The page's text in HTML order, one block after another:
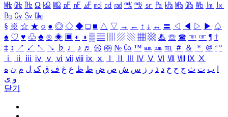
㎒ ㎓ ㎔ Ω ㏀ ㏁ ㎊ ㎋ ㎌ ㏖ ㏅ ㎭ ㎮ ㎯ ㏛ ㎩ ㎪ ㎫ ㎬ ㏝ ㏐
㏓
㏃ ㏉ ㏜ ㏆
§ ※ ☆ ★ ○ ● ◎ ◇ ◆ □ ■ △ ▽ → ← ↑ ↓ ↔ 〓 ◁ ◀ ▷ ▶ ♤
♠ ♡ ♥ ♧ ♣ ⊙ ◈ ▣ ◐ ◑ ▒ ▤ ▨ ▧ ▦ ▩ ♨ ☏ ☎ ☜ ☞ ¶ †
‡ ↕ ↗ ↙ ↖ ↘ ♭ ♩ ♪ ♬ ㉿ ㈜ № ㏇ ™ ㏂ ㏘ ℡ ＃ ＆ ＊ ＠ ª º
ⅰ
ⅱ ⅲ ⅳ ⅴ ⅵ ⅶ ⅷ ⅸ ⅹ Ⅳ Ⅴ Ⅵ Ⅶ Ⅷ Ⅸ Ⅹ
ب ت ث ج ح خ د ذ ر ز س ش ص ض ط ظ ع غ ف ق ک ل م ن ه
و ی
닫기